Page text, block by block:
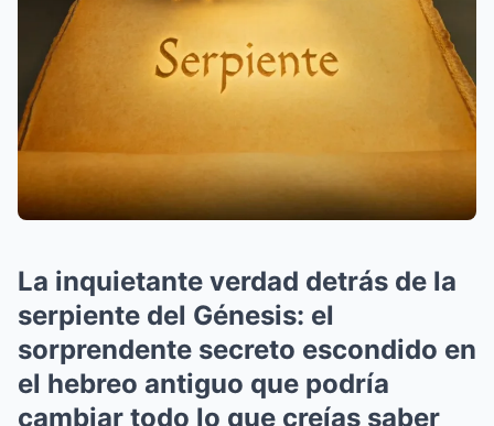
La inquietante verdad detrás de la
serpiente del Génesis: el
sorprendente secreto escondido en
el hebreo antiguo que podría
cambiar todo lo que creías saber